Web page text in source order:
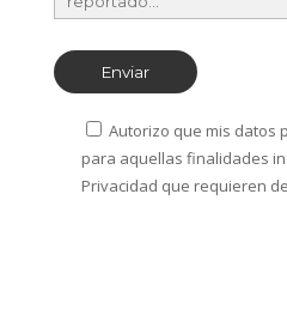
Autorizo que mis datos
para aquellas finalidades
Privacidad que requieren